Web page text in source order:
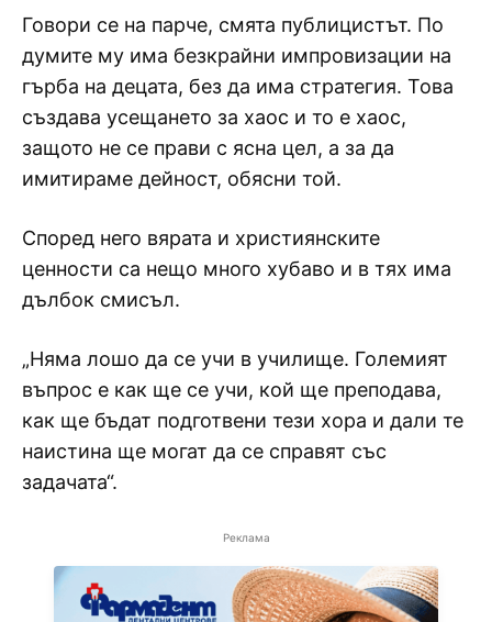
Говори се на парче, смята публицистът. По
думите му има безкрайни импровизации на
гърба на децата, без да има стратегия. Това
създава усещането за хаос и то е хаос,
защото не се прави с ясна цел, а за да
имитираме дейност, обясни той.
Според него вярата и християнските
ценности са нещо много хубаво и в тях има
дълбок смисъл.
„Няма лошо да се учи в училище. Големият
въпрос е как ще се учи, кой ще преподава,
как ще бъдат подготвени тези хора и дали те
наистина ще могат да се справят със
задачата“.
Реклама